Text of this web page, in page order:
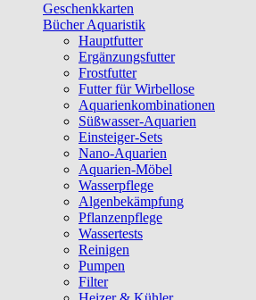
Geschenkkarten
Bücher Aquaristik
Hauptfutter
Ergänzungsfutter
Frostfutter
Futter für Wirbellose
Aquarienkombinationen
Süßwasser-Aquarien
Einsteiger-Sets
Nano-Aquarien
Aquarien-Möbel
Wasserpflege
Algenbekämpfung
Pflanzenpflege
Wassertests
Reinigen
Pumpen
Filter